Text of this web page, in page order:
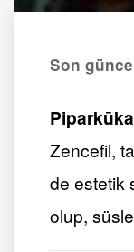
Son
Zencefil,
de estetik
olup,